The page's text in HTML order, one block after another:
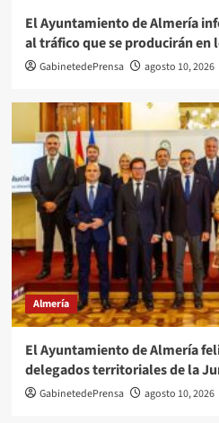
El Ayuntamiento de Almería
al tráfico que se producirán en
GabinetedePrensa agosto 10, 2026
Almería
El Ayuntamiento de Almería
delegados territoriales de la
GabinetedePrensa agosto 10, 2026